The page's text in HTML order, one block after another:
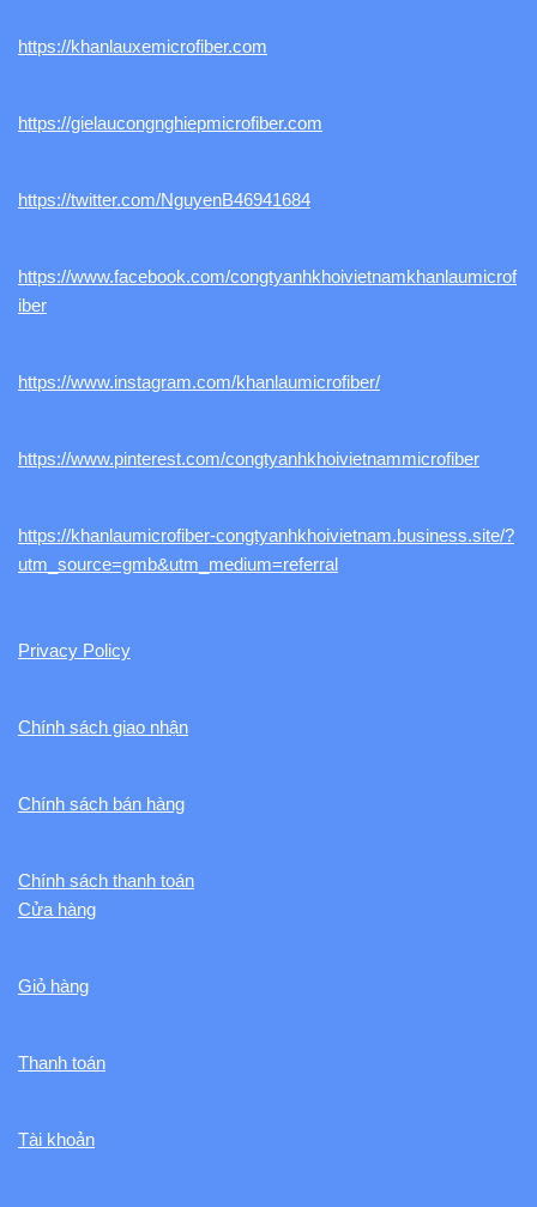
https://khanlauxemicrofiber.com
https://gielaucongnghiepmicrofiber.com
https://twitter.com/NguyenB46941684
https://www.facebook.com/congtyanhkhoivietnamkhanlaumicrof
iber
https://www.instagram.com/khanlaumicrofiber/
https://www.pinterest.com/congtyanhkhoivietnammicrofiber
https://khanlaumicrofiber-congtyanhkhoivietnam.business.site/?
utm_source=gmb&utm_medium=referral
Privacy Policy
Chính sách giao nhận
Chính sách bán hàng
Chính sách thanh toán
Cửa hàng
Giỏ hàng
Thanh toán
Tài khoản